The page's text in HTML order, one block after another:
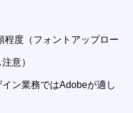
程度（フォントアップロー
意）
ン業務ではAdobeが適し